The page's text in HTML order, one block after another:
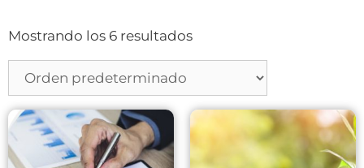
Mostrando los 6 resultados